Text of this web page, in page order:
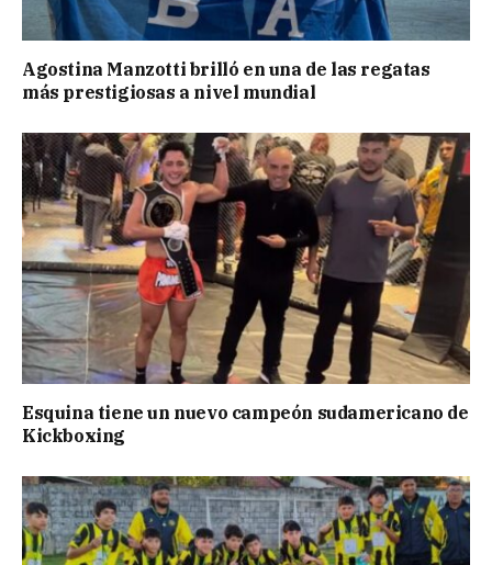
Agostina Manzotti brilló en una de las regatas
más prestigiosas a nivel mundial
Esquina tiene un nuevo campeón sudamericano de
Kickboxing